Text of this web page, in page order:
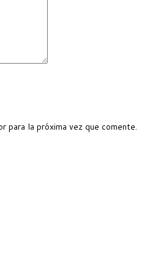
para la próxima vez que comente.